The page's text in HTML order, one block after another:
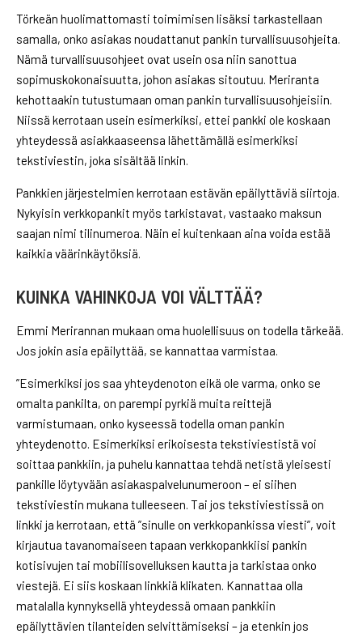
Törkeän huolimattomasti toimimisen lisäksi tarkastellaan
samalla, onko asiakas noudattanut pankin turvallisuusohjeita.
Nämä turvallisuusohjeet ovat usein osa niin sanottua
sopimuskokonaisuutta, johon asiakas sitoutuu. Meriranta
kehottaakin tutustumaan oman pankin turvallisuusohjeisiin.
Niissä kerrotaan usein esimerkiksi, ettei pankki ole koskaan
yhteydessä asiakkaaseensa lähettämällä esimerkiksi
tekstiviestin, joka sisältää linkin.
Pankkien järjestelmien kerrotaan estävän epäilyttäviä siirtoja.
Nykyisin verkkopankit myös tarkistavat, vastaako maksun
saajan nimi tilinumeroa. Näin ei kuitenkaan aina voida estää
kaikkia väärinkäytöksiä.
KUINKA VAHINKOJA VOI VÄLTTÄÄ?
Emmi Merirannan mukaan oma huolellisuus on todella tärkeää.
Jos jokin asia epäilyttää, se kannattaa varmistaa.
”Esimerkiksi jos saa yhteydenoton eikä ole varma, onko se
omalta pankilta, on parempi pyrkiä muita reittejä
varmistumaan, onko kyseessä todella oman pankin
yhteydenotto. Esimerkiksi erikoisesta tekstiviestistä voi
soittaa pankkiin, ja puhelu kannattaa tehdä netistä yleisesti
pankille löytyvään asiakaspalvelunumeroon – ei siihen
tekstiviestin mukana tulleeseen. Tai jos tekstiviestissä on
linkki ja kerrotaan, että ”sinulle on verkkopankissa viesti”, voit
kirjautua tavanomaiseen tapaan verkkopankkiisi pankin
kotisivujen tai mobiilisovelluksen kautta ja tarkistaa onko
viestejä. Ei siis koskaan linkkiä klikaten. Kannattaa olla
matalalla kynnyksellä yhteydessä omaan pankkiin
epäilyttävien tilanteiden selvittämiseksi – ja etenkin jos